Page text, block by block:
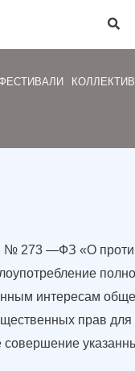
КОЛЛЕКТИВ
№ 273 —ФЗ «О
интересам
прав